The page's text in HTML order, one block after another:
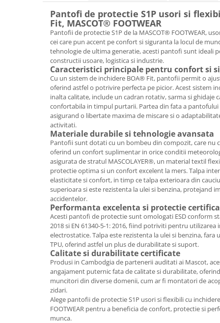
Tavite documente si suporturi
Ascutitori, radiere, agrafe
Foarfece pentru birou
Curatenie si igiena
Produse Antibacteriene
Articole pentru baie
Articole pentru bucatarie
Maturi, mopuri si galeti
Hartie igienica, prosoape hartie si
Articole pentru rufe, casa,
geamuri, mobila
Articole pentru birou, suprafete,
Intretinere si odorizante masina
Saci de gunoi
Accesorii pentru curatenie
Tipografie si stampile
Formulare tipizate
Caiete si blocnotesuri
personalizate
Stampile, tusiere si tus
Protectia muncii si Imbracaminte
Pantofi de protectie S1P usori si
Fit, MASCOT® FOOTWEAR
Pantofii de protectie S1P de la MASCOT® FOOTWEAR,
cei care pun accent pe confort si siguranta la locul de
tehnologie de ultima generatie, acesti pantofi sunt ideali
constructii usoare, logistica si industrie.
Caracteristici principale pentru confort si
Cu un sistem de inchidere BOA® Fit, pantofii permit o
oferind astfel o potrivire perfecta pe picior. Acest sistem
inalta calitate, include un cadran rotativ, sarma si ghidaje
confortabila in timpul purtarii. Partea din fata a
asigurand o libertate maxima de miscare si o
activitati.
Materiale durabile si tehnologie avansata
Pantofii sunt dotati cu un bombeu din compozit, care nu
oferind un confort suplimentar in orice conditii
asigurata de stratul MASCOLAYER®, un material textil
protectie optima si un confort excelent la mers. Talpa
elasticitate si confort, in timp ce talpa exterioara din
superioara si este rezistenta la ulei si benzina, protejand
accidentelor.
Performanta excelenta si protectie
Acesti pantofi de protectie sunt omologati ESD conform
2018 si EN 61340-5-1: 2016, fiind potriviti pentru utilizarea
electrostatice. Talpa este rezistenta la ulei si benzina, fara
TPU, oferind astfel un plus de durabilitate si suport.
Calitate si durabilitate certificate
Produsi in Cambodgia de partenerii auditati ai Mascot,
angajament puternic fata de calitate si durabilitate,
muncitori din diverse domenii, cum ar fi montatori de
zidari.
Alege pantofii de protectie S1P usori si flexibili cu
FOOTWEAR pentru a beneficia de confort, protectie si
munca.